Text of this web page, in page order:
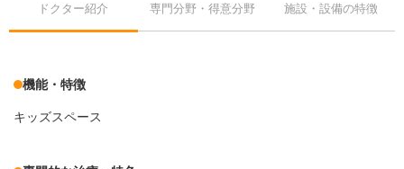
ドクター紹介 専門分野・得意分野 施設・設備の特徴
機能・特徴
キッズスペース